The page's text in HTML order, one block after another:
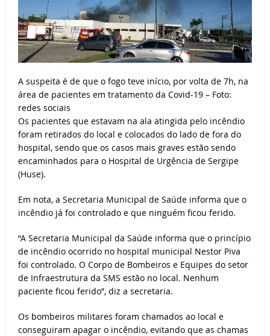
A suspeita é de que o fogo teve início, por volta de 7h, na
área de pacientes em tratamento da Covid-19 – Foto:
redes sociais
Os pacientes que estavam na ala atingida pelo incêndio
foram retirados do local e colocados do lado de fora do
hospital, sendo que os casos mais graves estão sendo
encaminhados para o Hospital de Urgência de Sergipe
(Huse).
Em nota, a Secretaria Municipal de Saúde informa que o
incêndio já foi controlado e que ninguém ficou ferido.
“A Secretaria Municipal da Saúde informa que o princípio
de incêndio ocorrido no hospital municipal Nestor Piva
foi controlado. O Corpo de Bombeiros e Equipes do setor
de Infraestrutura da SMS estão no local. Nenhum
paciente ficou ferido”, diz a secretaria.
Os bombeiros militares foram chamados ao local e
conseguiram apagar o incêndio, evitando que as chamas